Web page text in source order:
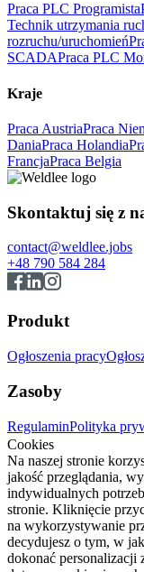
Praca PLC Programista
Technik utrzymania
rozruchu/uruchomień
SCADAPraca PLC
Kraje
Praca AustriaPraca
DaniaPraca Holandia
FrancjaPraca Belgia
Skontaktuj się z
contact@weldlee.jobs
+48 790 584 284
Produkt
Ogłoszenia pracy
Zasoby
RegulaminPolityka
Cookies
Na naszej stronie
jakość przeglądania,
indywidualnych
stronie. Kliknięcie
na wykorzystywanie
decydujesz o tym, w
dokonać personalizacji